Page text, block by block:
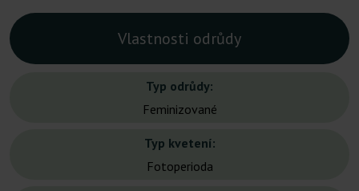
Vlastnosti odrůdy
Typ odrůdy:
Feminizované
Typ kvetení:
Fotoperioda